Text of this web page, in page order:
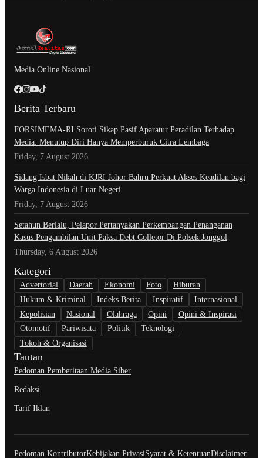
Media Online Nasional
Berita Terbaru
​FORSIMEMA-RI Soroti Sikap Pasif Aparatur Peradilan Terhadap
Media: Menutup Diri Hanya Memperburuk Citra Lembaga
Friday, 7 August 2026
Sidang Isbat Nikah di KJRI Johor Bahru Perkuat Akses Keadilan bagi
Warga Indonesia di Luar Negeri
Friday, 7 August 2026
Setahun Berlalu, Pelapor Pertanyakan Perkembangan Penanganan
Kasus Pengambilan Unit Paksa Debt Colletor Di Polsek Jonggol
Thursday, 6 August 2026
Kategori
Advertorial Daerah Ekonomi Foto
Hiburan
Hukum & Kriminal
Indeks Berita Inspiratif
Internasional
Kepolisian
Nasional Olahraga Opini
Opini & Inspirasi
Otomotif
Pariwisata Politik
Teknologi
Tokoh & Organisasi
Tautan
Pedoman Pemberitaan Media Siber
Redaksi
Tarif Iklan
Pedoman KontributorKebijakan PrivasiSyarat & KetentuanDisclaimer